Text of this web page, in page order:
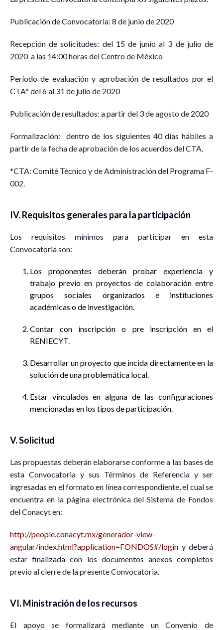
Publicación de Convocatoria: 8 de junio de 2020
Recepción de solicitudes: del 15 de junio al 3 de julio de
2020 a las 14:00 horas del Centro de México
Período de evaluación y aprobación de resultados por el
CTA* del 6 al 31 de julio de 2020
Publicación de resultados: a partir del 3 de agosto de 2020
Formalización: dentro de los siguientes 40 días hábiles a
partir de la fecha de aprobación de los acuerdos del CTA.
*CTA: Comité Técnico y de Administración del Programa F-
002.
IV. Requisitos generales para la participación
Los requisitos mínimos para participar en esta
Convocatoria son:
Los proponentes deberán probar experiencia y
trabajo previo en proyectos de colaboración entre
grupos sociales organizados e instituciones
académicas o de investigación.
Contar con inscripción o pre inscripción en el
RENIECYT.
Desarrollar un proyecto que incida directamente en la
solución de una problemática local.
Estar vinculados en alguna de las configuraciones
mencionadas en los tipos de participación.
V. Solicitud
Las propuestas deberán elaborarse conforme a las bases de
esta Convocatoria y sus Términos de Referencia y ser
ingresadas en el formato en línea correspondiente, el cual se
encuentra en la página electrónica del Sistema de Fondos
del Conacyt en:
http://people.conacyt.mx/generador-view-
angular/index.html?application=FONDOS#/login y deberá
estar finalizada con los documentos anexos completos
previo al cierre de la presente Convocatoria.
VI. Ministración de los recursos
El apoyo se formalizará mediante un Convenio de